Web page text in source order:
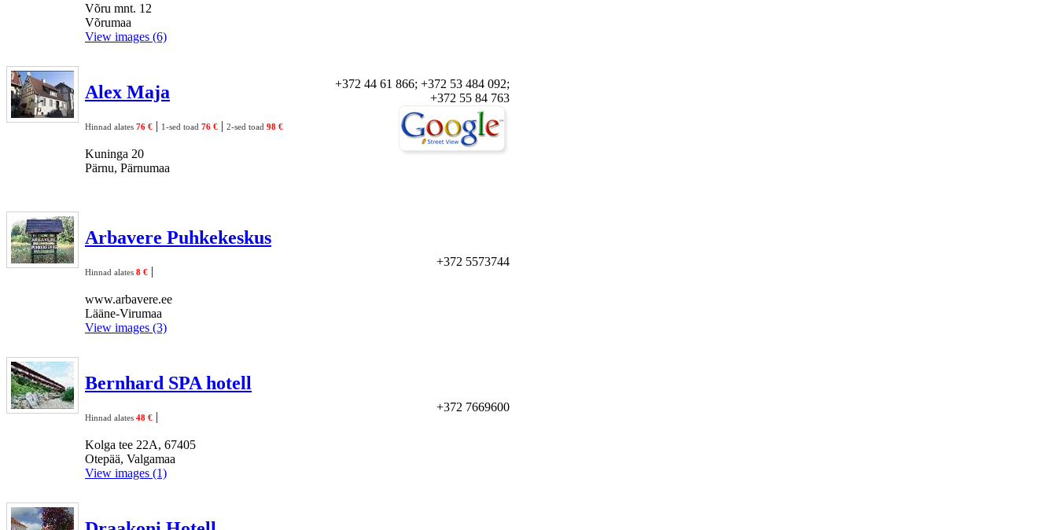
Võru mnt. 12
Võrumaa
View images (6)
Alex Maja
Hinnad alates 76 € | 1-sed toad 76 € | 2-sed toad 98 €
Kuninga 20
Pärnu, Pärnumaa
+372 44 61 866; +372 53 484 092;
+372 55 84 763
Arbavere Puhkekeskus
Hinnad alates 8 € |
www.arbavere.ee
Lääne-Virumaa
+372 5573744
View images (3)
Bernhard SPA hotell
Hinnad alates 48 € |
Kolga tee 22A, 67405
Otepää, Valgamaa
+372 7669600
View images (1)